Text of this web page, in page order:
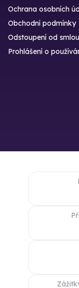
Ochrana osobních
Obchodní podmínky
Odstoupení od
Prohlášení o